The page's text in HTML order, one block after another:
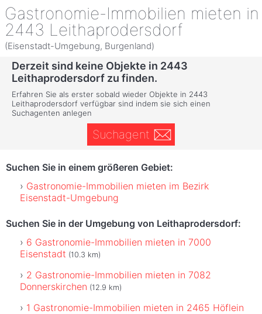
Gastronomie-Immobilien mieten in
2443 Leithaprodersdorf
(Eisenstadt-Umgebung, Burgenland)
Derzeit sind keine Objekte in 2443
Leithaprodersdorf zu finden.
Erfahren Sie als erster sobald wieder Objekte in 2443
Leithaprodersdorf verfügbar sind indem sie sich einen
Suchagenten anlegen
Suchagent
Suchen Sie in einem größeren Gebiet:
Gastronomie-Immobilien mieten im Bezirk
Eisenstadt-Umgebung
Suchen Sie in der Umgebung von Leithaprodersdorf:
6 Gastronomie-Immobilien mieten in 7000
Eisenstadt (10.3 km)
2 Gastronomie-Immobilien mieten in 7082
Donnerskirchen (12.9 km)
1 Gastronomie-Immobilien mieten in 2465 Höflein